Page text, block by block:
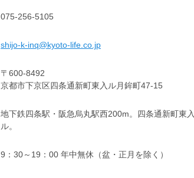
075-256-5105
shijo-k-inq@kyoto-life.co.jp
〒600-8492
京都市下京区四条通新町東入ル月鉾町47-15
地下鉄四条駅・阪急烏丸駅西200m。四条通新町東入
ル。
9：30～19：00 年中無休（盆・正月を除く）